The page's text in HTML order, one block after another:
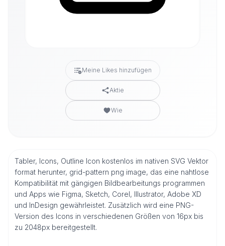
Meine Likes hinzufügen
Aktie
Wie
Tabler, Icons, Outline Icon kostenlos im nativen SVG Vektor
format herunter, grid-pattern png image, das eine nahtlose
Kompatibilität mit gängigen Bildbearbeitungs programmen
und Apps wie Figma, Sketch, Corel, Illustrator, Adobe XD
und InDesign gewährleistet. Zusätzlich wird eine PNG-
Version des Icons in verschiedenen Größen von 16px bis
zu 2048px bereitgestellt.